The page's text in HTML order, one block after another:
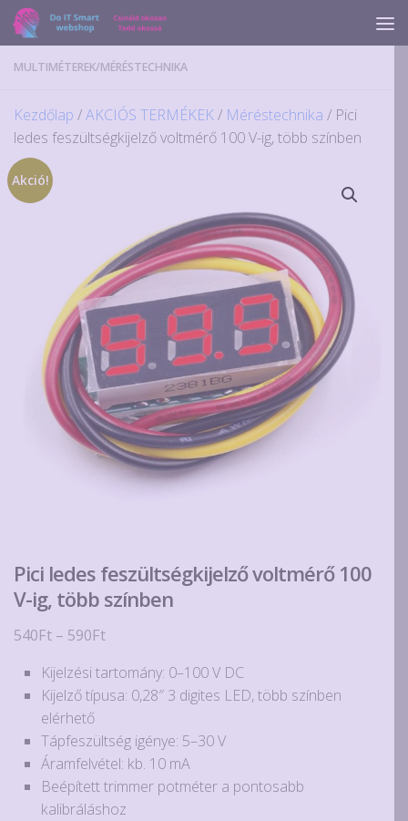
Skip to content
MULTIMÉTEREK/MÉRÉSTECHNIKA
Kezdőlap /AKCIÓS TERMÉKEK/ Méréstechnika / Pici
ledes feszültségkijelző voltmérő 100 V-ig, több színben
Akció!
Pici ledes feszültségkijelző voltmérő 100
V-ig, több színben
540Ft – 590FtÁrtartomány:
-
590Ft
Kijelzési tartomány: 0–100 V DC
Kijelző típusa: 0,28″ 3 digites LED, több színben
elérhető
Tápfeszültség igénye: 5–30 V
Áramfelvétel: kb. 10 mA
Beépített trimmer potméter a pontosabb
kalibráláshoz